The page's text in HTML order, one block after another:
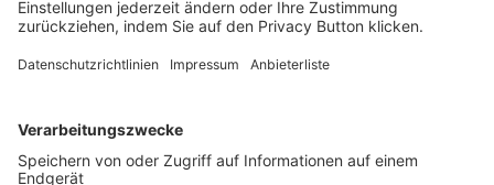
FOLGE DEM BFV
TOP-VEREINE